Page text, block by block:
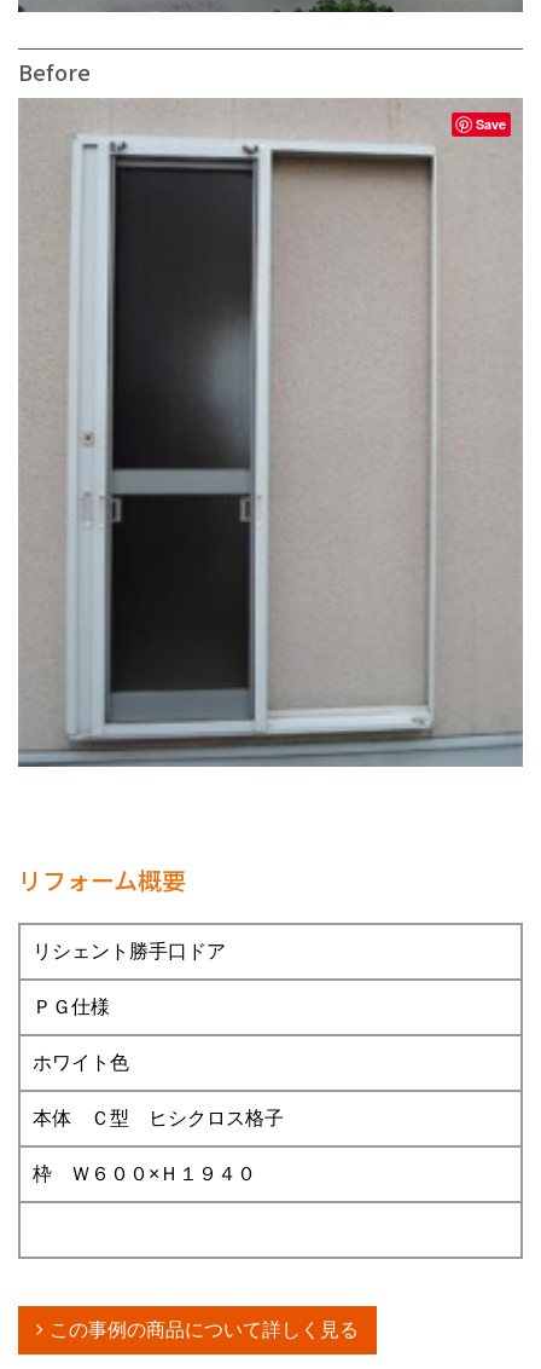
Before
Save
リフォーム概要
リシェント勝手口ドア
ＰＧ仕様
ホワイト色
本体 Ｃ型 ヒシクロス格子
枠 Ｗ６００×Ｈ１９４０
この事例の商品について詳しく見る